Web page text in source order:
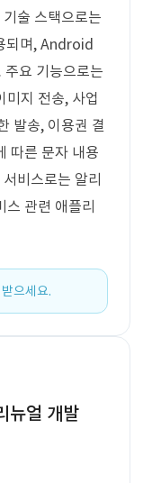
술 스택으로는
되며, Android
주요 기능으로는
미지 전송, 사업
발송, 이용권 결
따른 문자 내용
비스로는 알리
스 관련 애플리
으세요.
뉴얼 개발